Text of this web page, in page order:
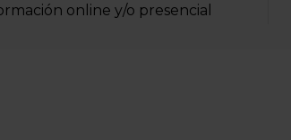
online y/o presencial